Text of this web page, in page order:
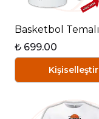
Kişiselleştir
₺ 699.00